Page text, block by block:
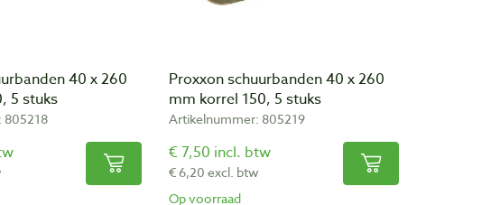
40 x 260
5 stuks
805218
Proxxon schuurbanden 40 x 260
mm korrel 150, 5 stuks
Artikelnummer: 805219
€ 7,50 incl. btw
€ 6,20 excl. btw
Op voorraad